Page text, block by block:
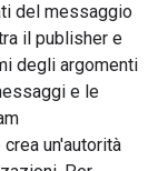
del messaggio
il publisher e
degli argomenti
e le
un'autorità